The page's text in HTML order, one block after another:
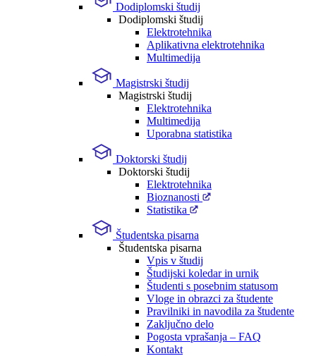
Dodiplomski študij
Dodiplomski študij
Elektrotehnika
Aplikativna elektrotehnika
Multimedija
Magistrski študij
Magistrski študij
Elektrotehnika
Multimedija
Uporabna statistika
Doktorski študij
Doktorski študij
Elektrotehnika
Bioznanosti
Statistika
Študentska pisarna
Študentska pisarna
Vpis v študij
Študijski koledar in urnik
Študenti s posebnim statusom
Vloge in obrazci za študente
Pravilniki in navodila za študente
Zaključno delo
Pogosta vprašanja – FAQ
Kontakt